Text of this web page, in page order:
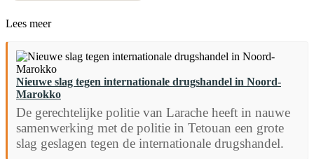
Lees meer
Nieuwe slag tegen internationale drugshandel in Noord-
Marokko
De gerechtelijke politie van Larache heeft in nauwe
samenwerking met de politie in Tetouan een grote
slag geslagen tegen de internationale drugshandel.